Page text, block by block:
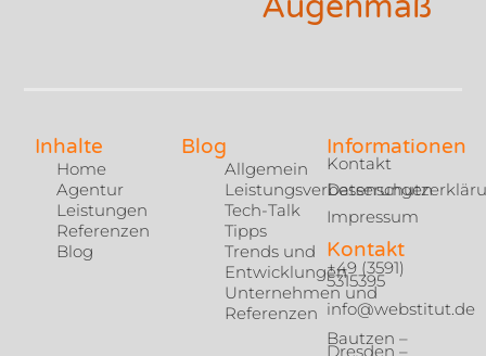
Inhalte
Home
Agentur
Leistungen
Referenzen
Blog
Blog
Allgemein
Leistungsverbesserungen
Tech-Talk
Tipps
Trends und
Entwicklungen
Unternehmen und
Referenzen
Informationen
Kontakt
Impressum
Kontakt
+49 (3591)
5315395
info@webstitut.de
Bautzen –
Dresden –